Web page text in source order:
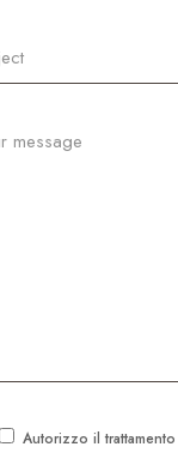
Autorizzo il